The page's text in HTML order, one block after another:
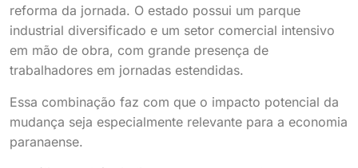
reforma da jornada. O estado possui um parque
industrial diversificado e um setor comercial intensivo
em mão de obra, com grande presença de
trabalhadores em jornadas estendidas.
Essa combinação faz com que o impacto potencial da
mudança seja especialmente relevante para a economia
paranaense.